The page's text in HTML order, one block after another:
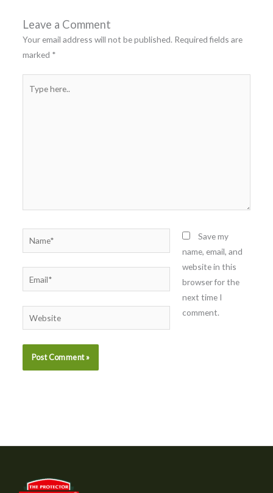
Leave a Comment
Your email address will not be published. Required fields are
marked *
here..
Name*
Email*
Website
Save my
name, email, and
website in this
browser for the
next time I
comment.